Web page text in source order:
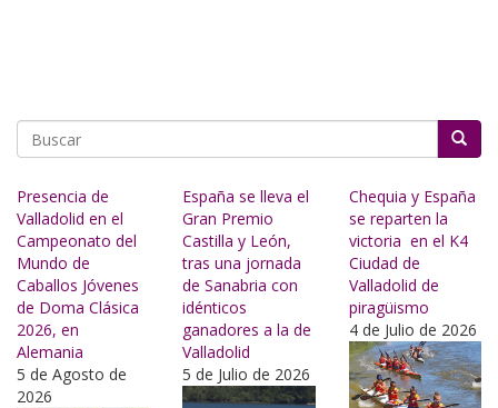
Presencia de
Valladolid en el
Campeonato del
Mundo de
Caballos Jóvenes
de Doma Clásica
2026, en
Alemania
5 de Agosto de
2026
España se lleva el
Gran Premio
Castilla y León,
tras una jornada
de Sanabria con
idénticos
ganadores a la de
Valladolid
5 de Julio de 2026
Chequia y España
se reparten la
victoria en el K4
Ciudad de
Valladolid de
piragüismo
4 de Julio de 2026